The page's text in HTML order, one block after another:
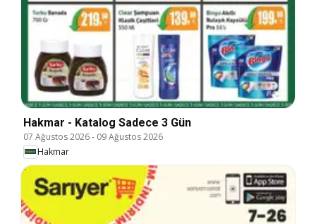
Hakmar - Katalog Sadece 3 Gün
07 Ağustos 2026- 09 Ağustos 2026
Hakmar